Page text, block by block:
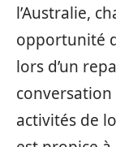
l’Australie,
opportunité
lors d’un
conversation
activités de